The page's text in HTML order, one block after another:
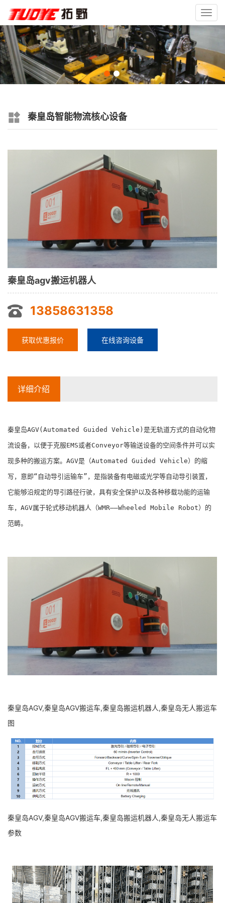
秦皇岛智能物流核心设备
秦皇岛agv搬运机器人
13858631358
获取优惠报价 在线咨询设备
详细介绍
秦皇岛AGV(Automated Guided Vehicle)是无轨道方式的自动化物
流设备，以便于克服EMS或者Conveyor等输送设备的空间条件并可以实
现多种的搬运方案。AGV是（Automated Guided Vehicle）的缩
写，意即“自动导引运输车”，是指装备有电磁或光学等自动导引装置，
它能够沿规定的导引路径行驶，具有安全保护以及各种移载功能的运输
车，AGV属于轮式移动机器人（WMR――Wheeled Mobile Robot）的
范畴。
秦皇岛AGV,秦皇岛AGV搬运车,秦皇岛搬运机器人,秦皇岛无人搬运车
图
秦皇岛AGV,秦皇岛AGV搬运车,秦皇岛搬运机器人,秦皇岛无人搬运车
参数